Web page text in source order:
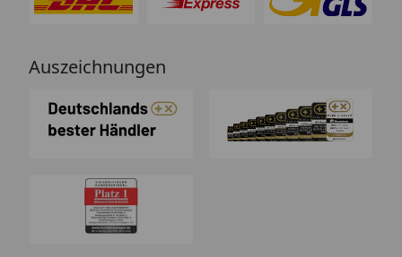
Auszeichnungen